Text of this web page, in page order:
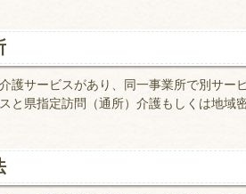
護サービスがあり、同一事業所で別サー
と県指定訪問（通所）介護もしくは地域